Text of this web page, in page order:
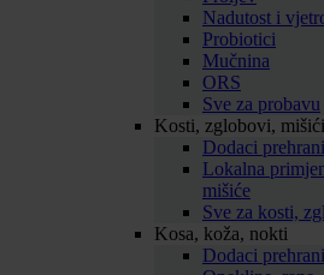
Nadutost i
Probiotici
Mučnina
ORS
Sve za probavu
Kosti, zglobovi, mišići
Dodaci
Lokalna
mišiće
Sve za kosti,
Kosa, koža, nokti
Dodaci